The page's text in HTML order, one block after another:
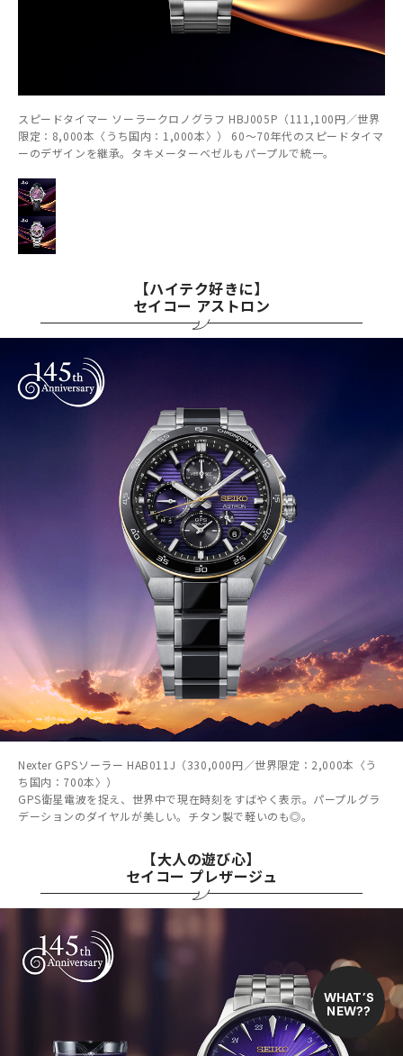
WHAT’S
NEW??
スピードタイマー ソーラークロノグラフ HBJ005P（111,100円／世界
限定：8,000本〈うち国内：1,000本〉） 60～70年代のスピードタイマ
ーのデザインを継承。タキメーターベゼルもパープルで統一。
【ハイテク好きに】
セイコー アストロン
Nexter GPSソーラー HAB011J（330,000円／世界限定：2,000本〈う
ち国内：700本〉）
GPS衛星電波を捉え、世界中で現在時刻をすばやく表示。パープルグラ
デーションのダイヤルが美しい。チタン製で軽いのも◎。
【大人の遊び心】
セイコー プレザージュ